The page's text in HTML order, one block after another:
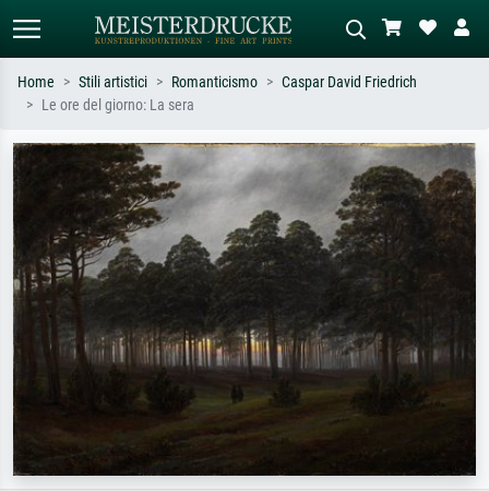
Cerca per artista, titolo o stile – es.
Monet, Notte stellata,
Impressionismo, onda di Hokusai,
nudo.
Descrivi la scena – es. prato verde,
astratto con molto rosso, dipinto a
olio scuro, nudo in piedi vicino a un
albero.
Home Stili artistici Romanticismo
Caspar David Friedrich
Le ore del giorno: La sera